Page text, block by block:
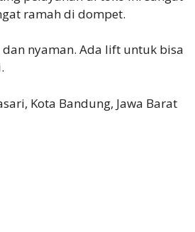
ramah di dompet.
nyaman. Ada lift untuk bisa
Kota Bandung, Jawa Barat